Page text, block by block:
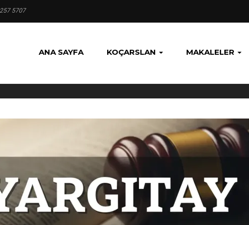
5707
ANA SAYFA KOÇARSLAN MAKALELER